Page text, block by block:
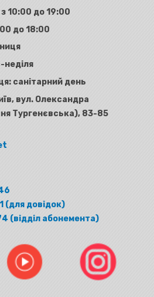
10:00 до 19:00
до 18:00
неділя
санітарний день
вул. Олександра
Тургенєвська), 83-85
(для довідок)
(відділ абонемента)